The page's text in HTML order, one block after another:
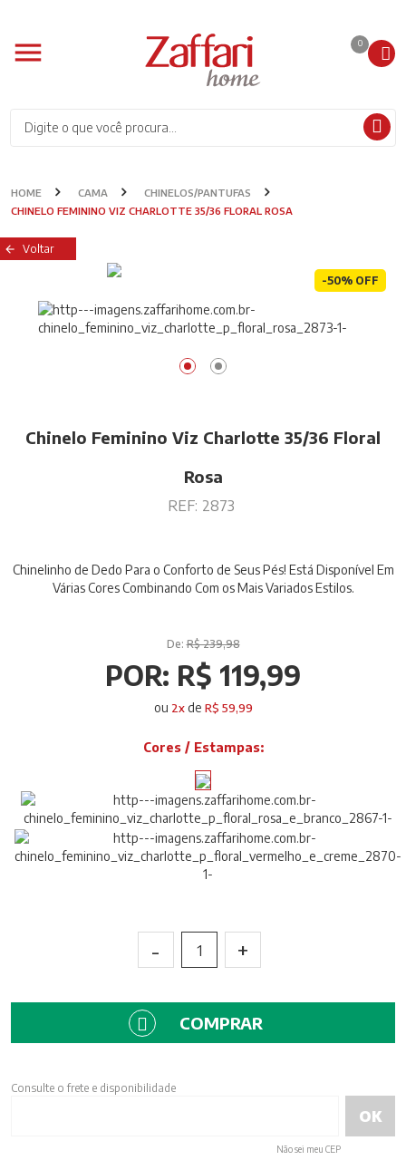
0
HOME CAMA
CHINELOS/PANTUFAS
CHINELO FEMININO VIZ CHARLOTTE 35/36 FLORAL ROSA
Voltar
-50% OFF
Chinelo Feminino Viz Charlotte 35/36 Floral
Rosa
REF: 2873
Chinelinho de Dedo Para o Conforto de Seus Pés! Está Disponível Em
Várias Cores Combinando Com os Mais Variados Estilos.
De:R$ 239,98
POR: R$ 119,99
ou 2xde R$ 59,99
Cores / Estampas:
- 1 +
COMPRAR
Consulte o frete e disponibilidade
Não sei meu CEP